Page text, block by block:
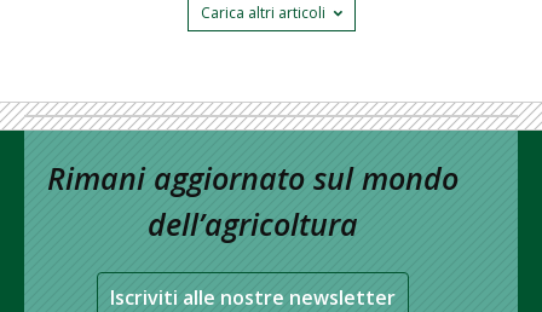
Carica altri articoli
Rimani aggiornato sul mondo
dell’agricoltura
Iscriviti alle nostre newsletter